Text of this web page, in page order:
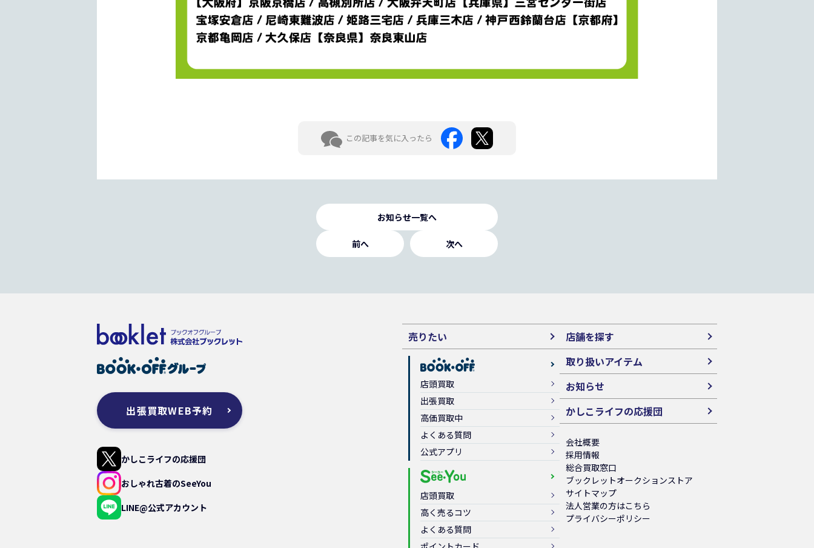
この記事を気に入ったら
お知らせ一覧へ
前へ 次へ
出張買取WEB予約
かしこライフの応援団
おしゃれ古着のSeeYou
LINE@公式アカウント
売りたい
店頭買取
出張買取
高価買取中
よくある質問
公式アプリ
店頭買取
高く売るコツ
よくある質問
店舗を探す
取り扱いアイテム
お知らせ
かしこライフの応援団
会社概要
採用情報
総合買取窓口
ブックレットオークションストア
サイトマップ
法人営業の方はこちら
プライバシーポリシー